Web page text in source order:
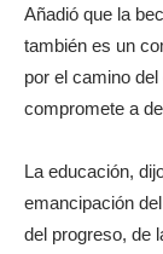
Añadió que la
también es un
por el camino
compromete a
La educación,
emancipación
del progreso, de